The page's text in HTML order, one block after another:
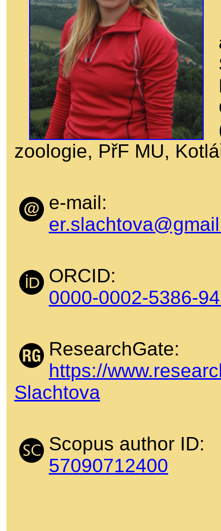
zoologie, PřF MU,
e-mail:
ORCID:
0000-0002-5386-
ResearchGate:
https://
Slachtova
Scopus author ID:
57090712400